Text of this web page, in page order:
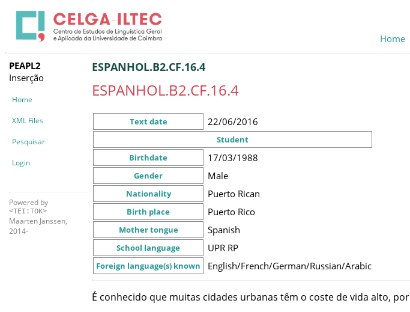
Home
PEAPL2
Inserção
Home
XML Files
Pesquisar
Login
Powered by
<TEI:TOK>
Maarten Janssen,
2014-
ESPANHOL.B2.CF.16.4
ESPANHOL.B2.CF.16.4
Text date 22/06/2016
Student
Birthdate
17/03/1988
Gender Male
Nationality Puerto Rican
Birth place Puerto Rico
Mother tongue Spanish
School language UPR RP
Foreign language(s) known English/French/German/Russian/Arabic
É conhecido que muitas cidades urbanas têm o coste devida alto, por